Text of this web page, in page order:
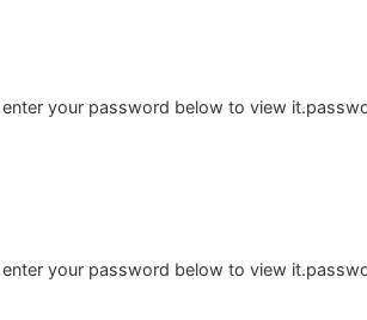
your password below to view
your password below to view